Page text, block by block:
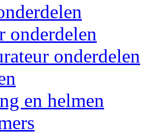
onderdelen
onderdelen
en helmen